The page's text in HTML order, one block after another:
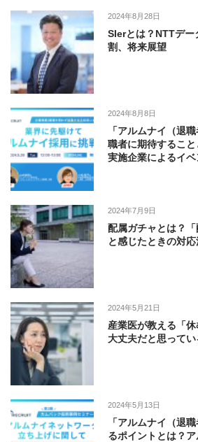
2024年8月28日
SIerとは？NTTデー
割、将来展望
2024年8月8日
「アルムナイ（退
職者に期待するこ
実施企業によるイ
2024年7月9日
配属ガチャとは？「
と感じたときの対応
2024年5月21日
産業医が教える「
大丈夫だと思ってい
2024年5月13日
「アルムナイ（退
るポイントとは？